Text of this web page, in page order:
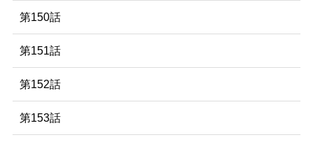
第150話
第151話
第152話
第153話